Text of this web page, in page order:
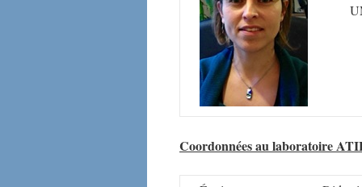
Coordonnées au laboratoire